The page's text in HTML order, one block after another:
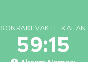
SONRAKI VAKTE KALAN
59:15